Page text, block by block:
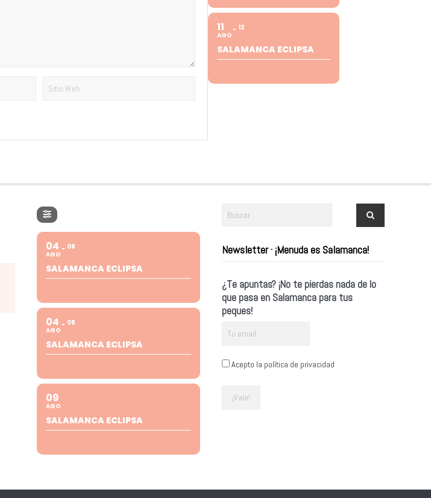
11
AGO
12
SALAMANCA ECLIPSA
04
AGO
08
SALAMANCA ECLIPSA
04
AGO
08
SALAMANCA ECLIPSA
09
AGO
SALAMANCA ECLIPSA
Newsletter · ¡Menuda es Salamanca!
¿Te apuntas? ¡No te pierdas nada de lo
que pasa en Salamanca para tus
peques!
Acepto la política de privacidad